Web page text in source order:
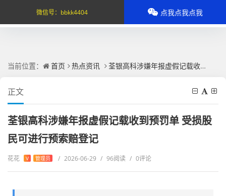
当前位置： 首页 热点资讯 荃银高科涉嫌年报虚假记载收到预罚单 受损股民可进行预索赔登记
正文
荃银高科涉嫌年报虚假记载收到预罚单 受损股
民可进行预索赔登记
花花 V 管理员 / 2026-06-29 / 96阅读 / 0评论
微信号： bbkk4404 点我点我点我